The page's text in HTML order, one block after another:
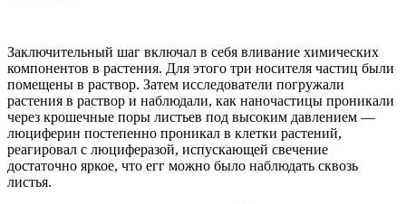
Заключительный шаг включал в себя вливание химических
компонентов в растения. Для этого три носителя частиц были
помещены в раствор. Затем исследователи погружали
растения в раствор и наблюдали, как наночастицы проникали
через крошечные поры листьев под высоким давлением —
люциферин постепенно проникал в клетки растений,
реагировал с люциферазой, испускающей свечение
достаточно яркое, что егг можно было наблюдать сквозь
листья.